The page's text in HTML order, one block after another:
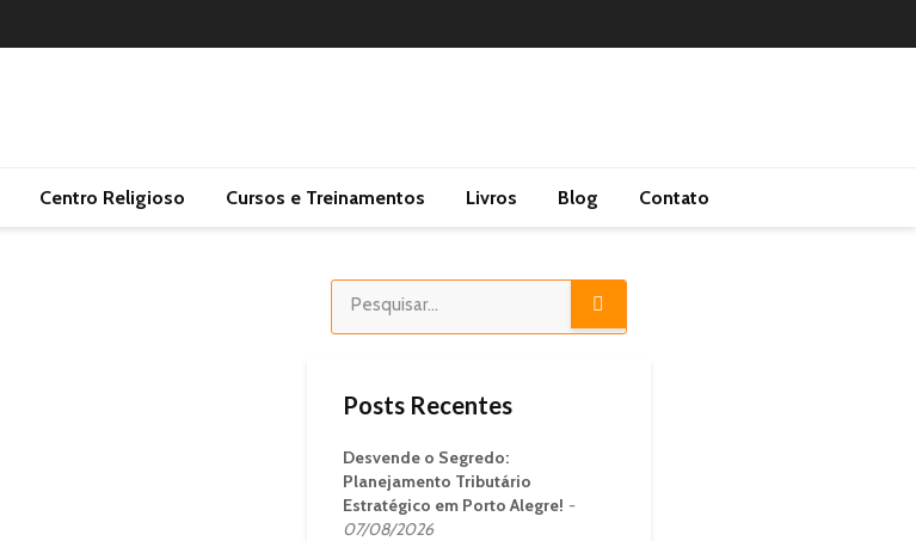
Centro Religioso Cursos e Treinamentos Livros Blog Contato
Posts Recentes
Desvende o Segredo:
Planejamento Tributário
Estratégico em Porto Alegre!
07/08/2026